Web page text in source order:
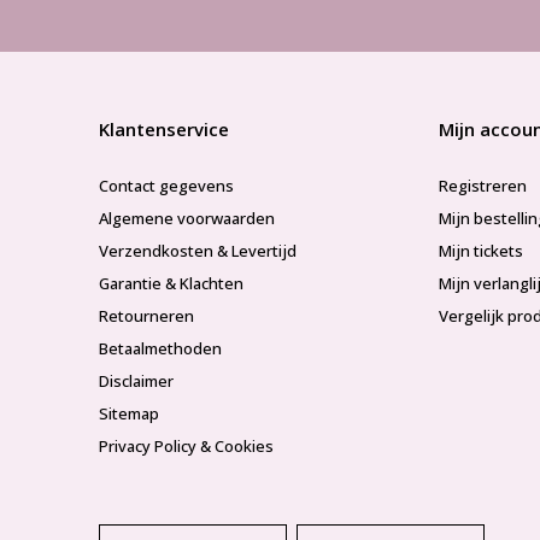
Klantenservice
Contact gegevens
Algemene voorwaarden
Verzendkosten & Levertijd
Garantie & Klachten
Retourneren
Betaalmethoden
Disclaimer
Sitemap
Privacy Policy & Cookies
Mijn
Registreren
Mijn
Mijn tickets
Mijn
Vergelijk